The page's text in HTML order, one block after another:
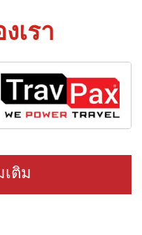
เรา
ติม